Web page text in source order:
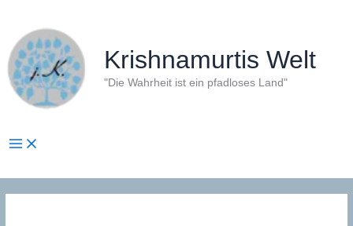
springen
Krishnamurtis Welt
"Die Wahrheit ist ein pfadloses Land"